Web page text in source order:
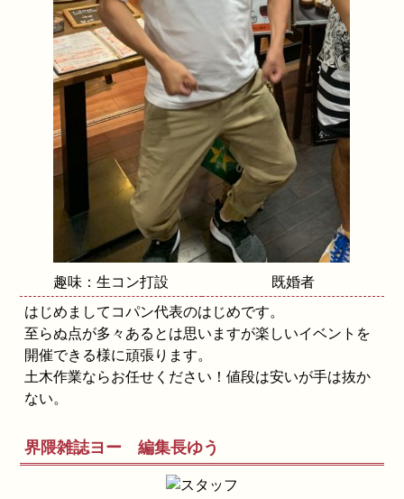
趣味：生コン打設
既婚者
はじめましてコパン代表のはじめです。
至らぬ点が多々あるとは思いますが楽しいイベントを
開催できる様に頑張ります。
土木作業ならお任せください！値段は安いが手は抜か
ない。
界隈雑誌ヨー 編集長ゆう